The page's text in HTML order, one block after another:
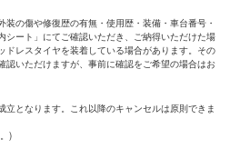
の傷や修復歴の有無・使用歴・装備・車台番号・
シート」にてご確認いただき、ご納得いただけた場
ドレスタイヤを装着している場合があります。その
認いただけますが、事前に確認をご希望の場合はお
となります。これ以降のキャンセルは原則できま
)